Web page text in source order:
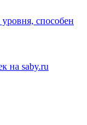
способен